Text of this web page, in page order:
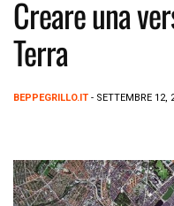
Creare una
Terra
BEPPEGRILLO.IT - SETTEMBRE 12,